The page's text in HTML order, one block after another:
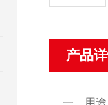
产品
一、用